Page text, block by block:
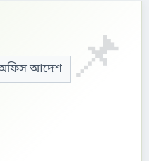
📌
আদেশ